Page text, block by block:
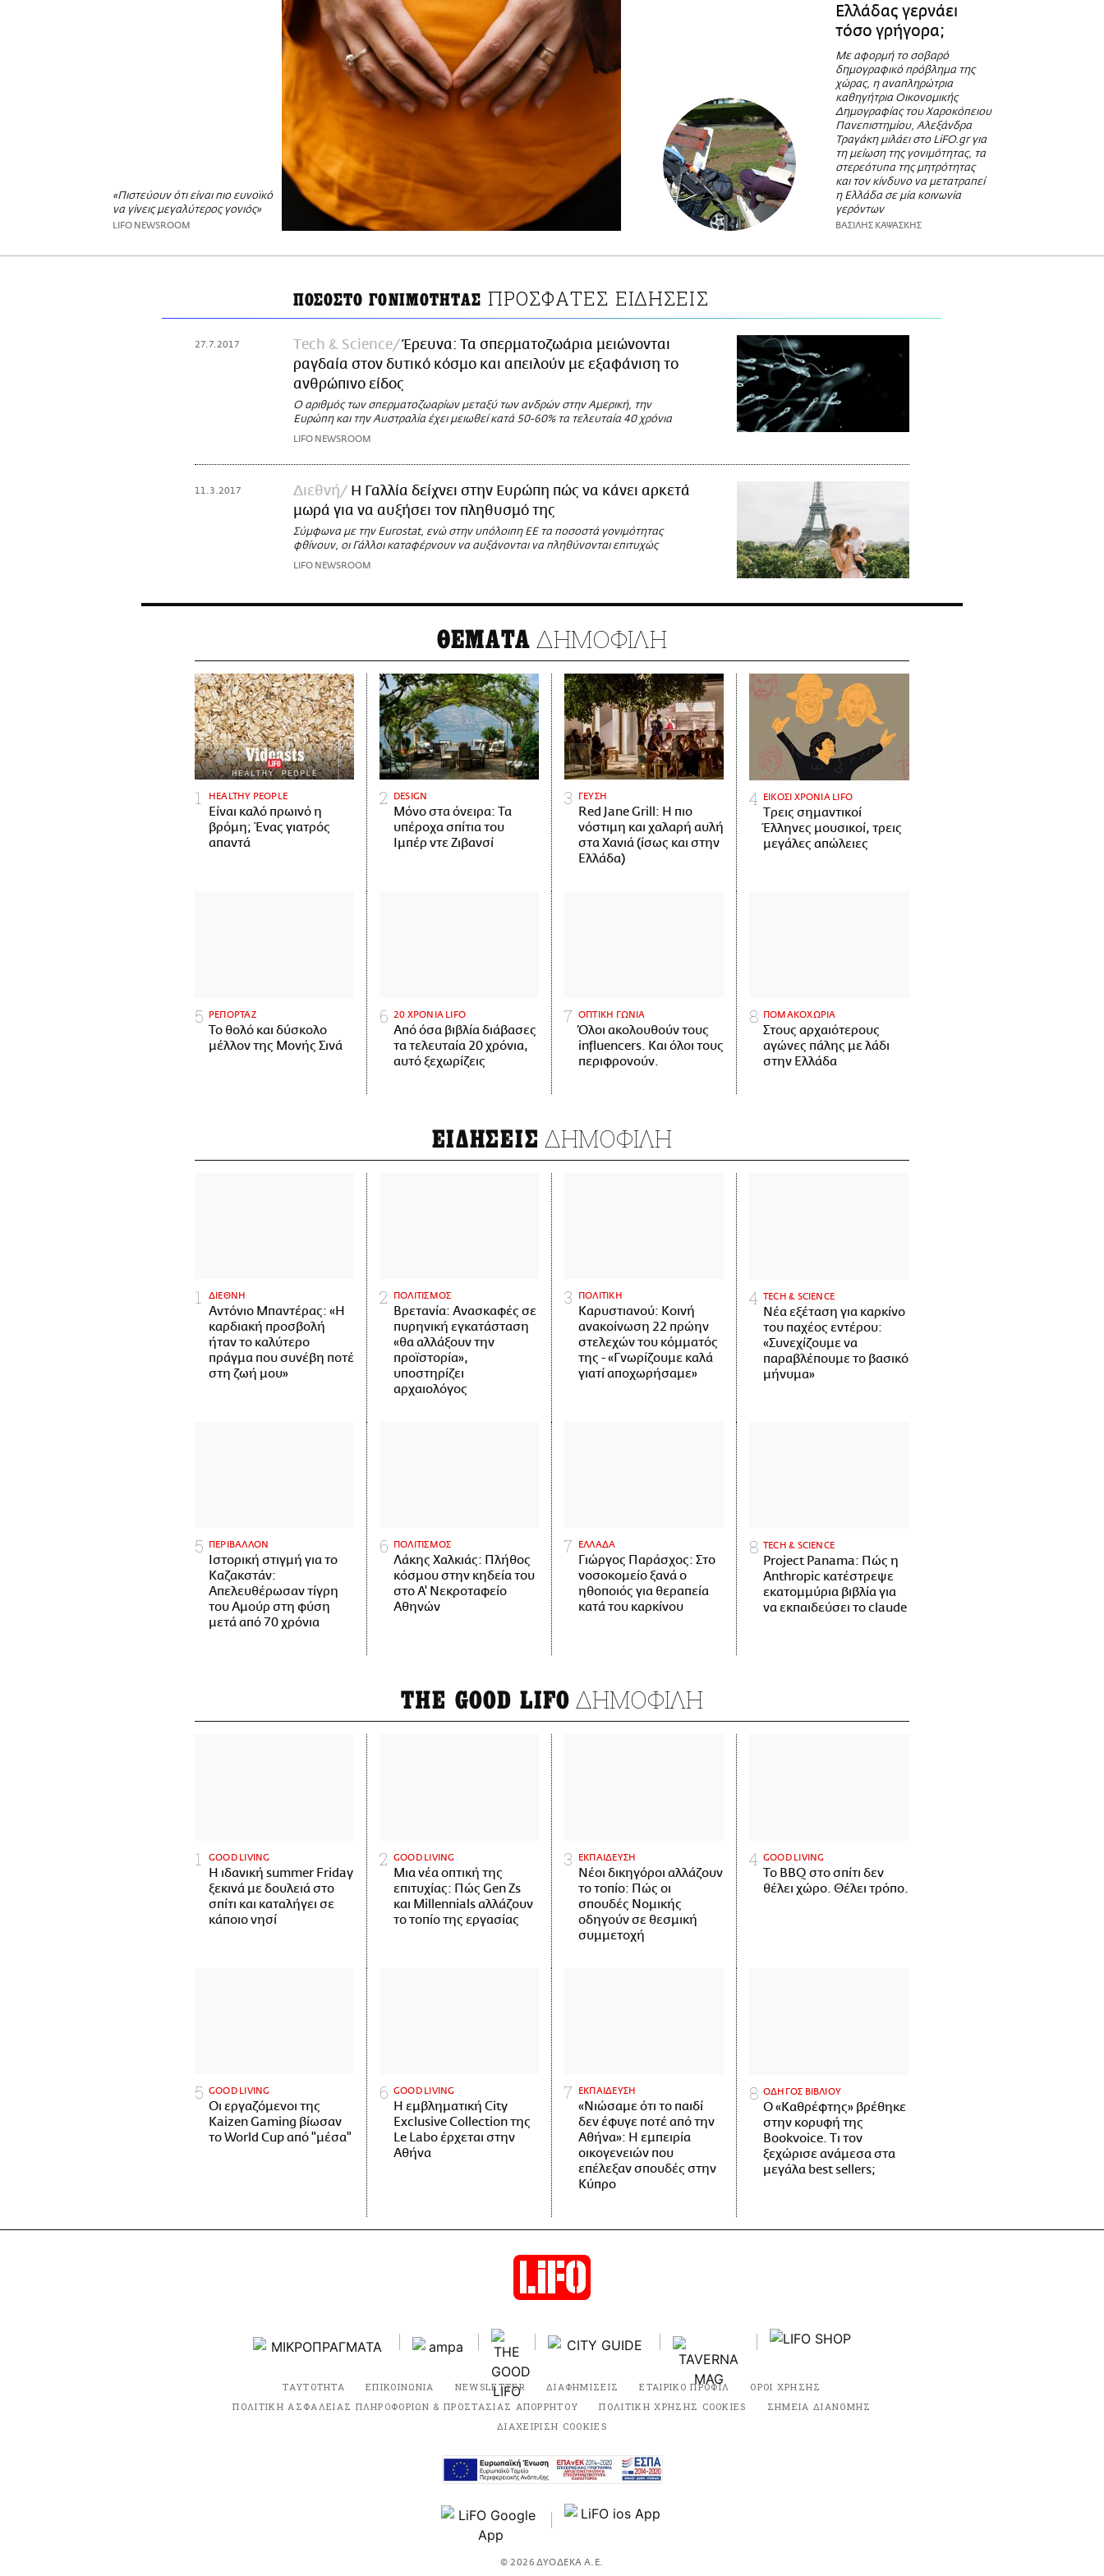
«Πιστεύουν ότι είναι πιο ευνοϊκό
να γίνεις μεγαλύτερος γονιός»
LIFO NEWSROOM
Ελλάδας γερνάει
τόσο γρήγορα;
Με αφορμή το σοβαρό
δημογραφικό πρόβλημα της
χώρας, η αναπληρώτρια
καθηγήτρια Οικονομικής
Δημογραφίας του Χαροκόπειου
Πανεπιστημίου, Αλεξάνδρα
Τραγάκη μιλάει στο LiFO.gr για
τη μείωση της γονιμότητας, τα
στερεότυπα της μητρότητας
και τον κίνδυνο να μετατραπεί
η Ελλάδα σε μία κοινωνία
γερόντων
ΒΑΣΙΛΗΣ ΚΑΨΑΣΚΗΣ
ΠΟΣΟΣΤΟ ΓΟΝΙΜΟΤΗΤΑΣ ΠΡΟΣΦΑΤΕΣ ΕΙΔΗΣΕΙΣ
27.7.2017 Τech & Science
Έρευνα: Τα σπερματοζωάρια μειώνονται
ραγδαία στον δυτικό κόσμο και απειλούν με εξαφάνιση το
ανθρώπινο είδος
Ο αριθμός των σπερματοζωαρίων μεταξύ των ανδρών στην Αμερική, την
Ευρώπη και την Αυστραλία έχει μειωθεί κατά 50-60% τα τελευταία 40 χρόνια
LIFO NEWSROOM
11.3.2017 Διεθνή
Η Γαλλία δείχνει στην Ευρώπη πώς να κάνει αρκετά
μωρά για να αυξήσει τον πληθυσμό της
Σύμφωνα με την Eurostat, ενώ στην υπόλοιπη ΕΕ τα ποσοστά γονιμότητας
φθίνουν, οι Γάλλοι καταφέρνουν να αυξάνονται να πληθύνονται επιτυχώς
LIFO NEWSROOM
ΘΕΜΑΤΑ ΔΗΜΟΦΙΛΗ
HEALTHY PEOPLE
Είναι καλό πρωινό η
βρόμη; Ένας γιατρός
απαντά
DESIGN
Μόνο στα όνειρα: Τα
υπέροχα σπίτια του
Ιμπέρ ντε Ζιβανσί
ΓΕΥΣΗ
Red Jane Grill: Η πιο
νόστιμη και χαλαρή αυλή
στα Χανιά (ίσως και στην
Ελλάδα)
ΕΙΚΟΣΙ ΧΡΟΝΙΑ LIFO
Tρεις σημαντικοί
Έλληνες μουσικοί, τρεις
μεγάλες απώλειες
ΡΕΠΟΡΤΑΖ
Το θολό και δύσκολο
μέλλον της Μονής Σινά
20 ΧΡΟΝΙΑ LIFO
Από όσα βιβλία διάβασες
τα τελευταία 20 χρόνια,
αυτό ξεχωρίζεις
ΟΠΤΙΚΗ ΓΩΝΙΑ
Όλοι ακολουθούν τους
influencers. Και όλοι τους
περιφρονούν.
ΠΟΜΑΚΟΧΩΡΙΑ
Στους αρχαιότερους
αγώνες πάλης με λάδι
στην Ελλάδα
ΕΙΔΗΣΕΙΣ ΔΗΜΟΦΙΛΗ
ΔΙΕΘΝΗ
Αντόνιο Μπαντέρας: «Η
καρδιακή προσβολή
ήταν το καλύτερο
πράγμα που συνέβη ποτέ
στη ζωή μου»
ΠΟΛΙΤΙΣΜΟΣ
Βρετανία: Ανασκαφές σε
πυρηνική εγκατάσταση
«θα αλλάξουν την
προϊστορία»,
υποστηρίζει
αρχαιολόγος
ΠΟΛΙΤΙΚΗ
Καρυστιανού: Κοινή
ανακοίνωση 22 πρώην
στελεχών του κόμματός
της - «Γνωρίζουμε καλά
γιατί αποχωρήσαμε»
ΤECH & SCIENCE
Νέα εξέταση για καρκίνο
του παχέος εντέρου:
«Συνεχίζουμε να
παραβλέπουμε το βασικό
μήνυμα»
ΠΕΡΙΒΑΛΛΟΝ
Ιστορική στιγμή για το
Καζακστάν:
Απελευθέρωσαν τίγρη
του Αμούρ στη φύση
μετά από 70 χρόνια
ΠΟΛΙΤΙΣΜΟΣ
Λάκης Χαλκιάς: Πλήθος
κόσμου στην κηδεία του
στο Α' Νεκροταφείο
Αθηνών
ΕΛΛΑΔΑ
Γιώργος Παράσχος: Στο
νοσοκομείο ξανά ο
ηθοποιός για θεραπεία
κατά του καρκίνου
ΤECH & SCIENCE
Project Panama: Πώς η
Anthropic κατέστρεψε
εκατομμύρια βιβλία για
να εκπαιδεύσει το claude
THE GOOD LIFO ΔΗΜΟΦΙΛΗ
GOOD LIVING
Η ιδανική summer Friday
ξεκινά με δουλειά στο
σπίτι και καταλήγει σε
κάποιο νησί
GOOD LIVING
Μια νέα οπτική της
επιτυχίας: Πώς Gen Zs
και Millennials αλλάζουν
το τοπίο της εργασίας
ΕΚΠΑΙΔΕΥΣΗ
Νέοι δικηγόροι αλλάζουν
το τοπίο: Πώς οι
σπουδές Νομικής
οδηγούν σε θεσμική
συμμετοχή
GOOD LIVING
Το BBQ στο σπίτι δεν
θέλει χώρο. Θέλει τρόπο.
GOOD LIVING
Οι εργαζόμενοι της
Kaizen Gaming βίωσαν
το World Cup από "μέσα"
GOOD LIVING
Η εμβληματική City
Exclusive Collection της
Le Labo έρχεται στην
Αθήνα
ΕΚΠΑΙΔΕΥΣΗ
«Νιώσαμε ότι το παιδί
δεν έφυγε ποτέ από την
Αθήνα»: Η εμπειρία
οικογενειών που
επέλεξαν σπουδές στην
Κύπρο
ΟΔΗΓΟΣ ΒΙΒΛΙΟΥ
Ο «Καθρέφτης» βρέθηκε
στην κορυφή της
Bookvoice. Τι τον
ξεχώρισε ανάμεσα στα
μεγάλα best sellers;
ΤΑΥΤΟΤΗΤΑ ΕΠΙΚΟΙΝΩΝΙΑ NEWSLETTER ΔΙΑΦΗΜΙΣΕΙΣ ΕΤΑΙΡΙΚΟ ΠΡΟΦΙΛ
ΟΡΟΙ ΧΡΗΣΗΣ
ΠΟΛΙΤΙΚΗ ΑΣΦΑΛΕΙΑΣ ΠΛΗΡΟΦΟΡΙΩΝ & ΠΡΟΣΤΑΣΙΑΣ ΑΠΟΡΡΗΤΟΥ
ΠΟΛΙΤΙΚΗ ΧΡΗΣΗΣ COOKIES
ΣΗΜΕΙΑ ΔΙΑΝΟΜΗΣ
ΔΙΑΧΕΙΡΙΣΗ COOKIES
© 2026 ΔΥΟΔΕΚΑ Α.Ε.